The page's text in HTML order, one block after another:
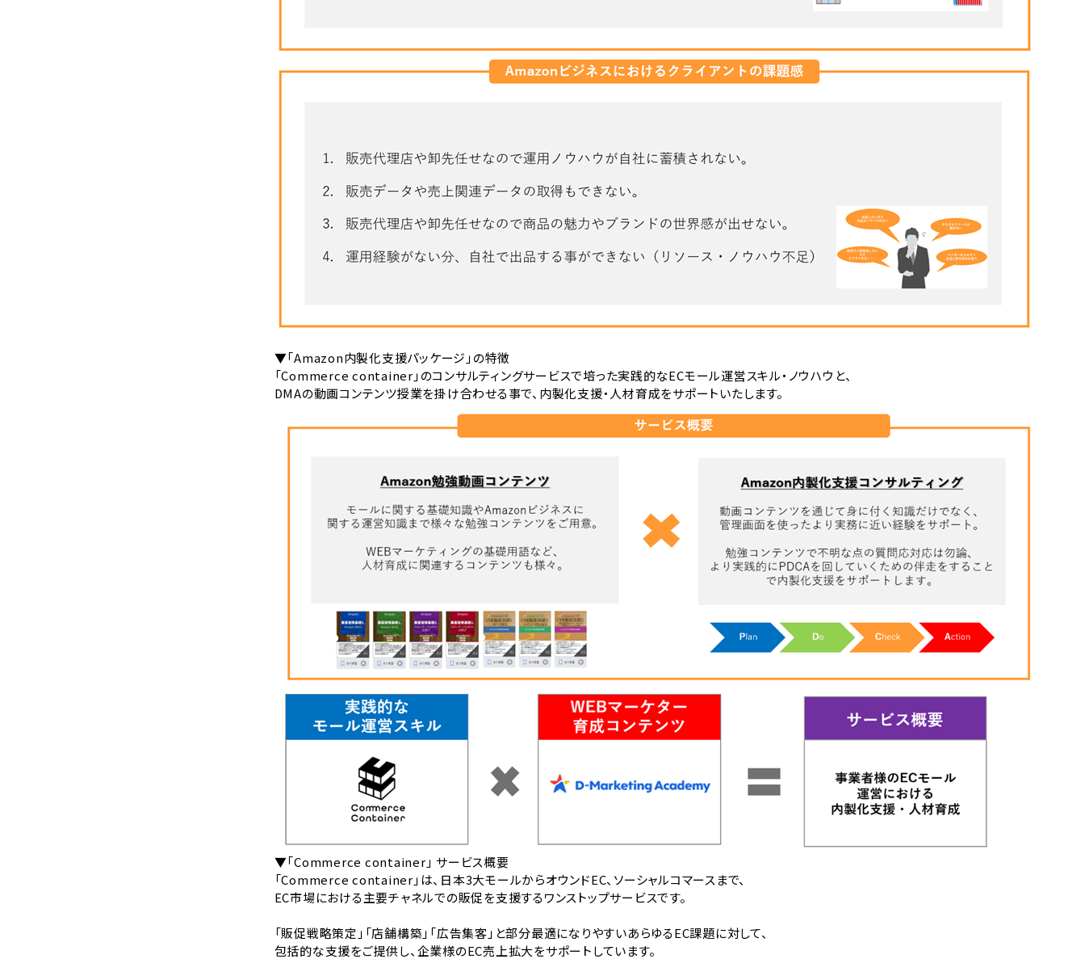
▼「Amazon内製化支援パッケージ」の特徴
「Commerce container」のコンサルティングサービスで培った実践的なECモール運営スキル・ノウハウと、
DMAの動画コンテンツ授業を掛け合わせる事で、内製化支援・人材育成をサポートいたします。
▼「Commerce container」 サービス概要
「Commerce container」は、日本3大モールからオウンドEC、ソーシャルコマースまで、
EC市場における主要チャネルでの販促を支援するワンストップサービスです。
「販促戦略策定」「店舗構築」「広告集客」と部分最適になりやすいあらゆるEC課題に対して、
包括的な支援をご提供し、企業様のEC売上拡大をサポートしています。